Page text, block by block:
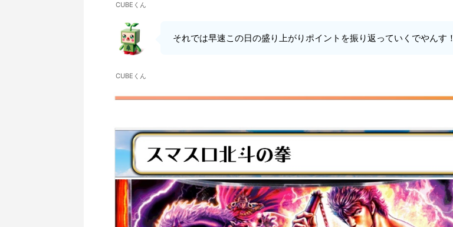
CUBEくん
CUBEくん
それでは早速この日の盛り上がりポイントを振り返っていくでやんす！